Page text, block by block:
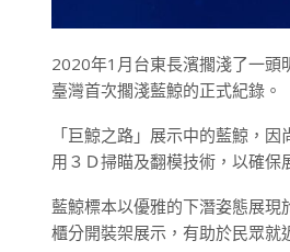
2020年1月台東長濱擱淺了一頭
臺灣首次擱淺藍鯨的正式紀錄。
「巨鯨之路」展示中的藍鯨，
用３Ｄ掃瞄及翻模技術，以確保
藍鯨標本以優雅的下潛姿態展
櫃分開裝架展示，有助於民眾就